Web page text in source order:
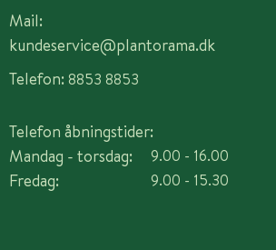
Mail:
kundeservice@plantorama.dk
Telefon: 8853 8853
Telefon åbningstider:
Mandag - torsdag:
Fredag:
9.00 - 16.00
9.00 - 15.30